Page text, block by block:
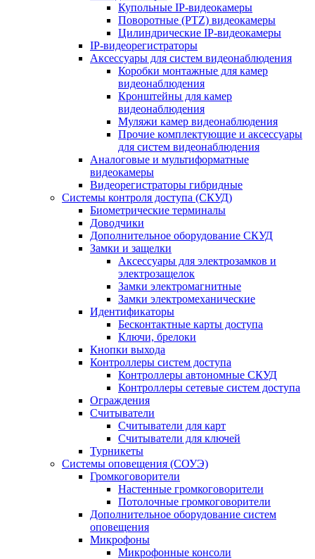
Купольные IP-видеокамеры
Поворотные (PTZ) видеокамеры
Цилиндрические IP-видеокамеры
IP-видеорегистраторы
Аксессуары для систем видеонаблюдения
Коробки монтажные для камер
видеонаблюдения
Кронштейны для камер
видеонаблюдения
Муляжи камер видеонаблюдения
Прочие комплектующие и аксессуары
для систем видеонаблюдения
Аналоговые и мультиформатные
видеокамеры
Видеорегистраторы гибридные
Системы контроля доступа (СКУД)
Биометрические терминалы
Доводчики
Дополнительное оборудование СКУД
Замки и защелки
Аксессуары для электрозамков и
электрозащелок
Замки электромагнитные
Замки электромеханические
Идентификаторы
Бесконтактные карты доступа
Ключи, брелоки
Кнопки выхода
Контроллеры систем доступа
Контроллеры автономные СКУД
Контроллеры сетевые систем доступа
Ограждения
Считыватели
Считыватели для карт
Считыватели для ключей
Турникеты
Системы оповещения (СОУЭ)
Громкоговорители
Настенные громкоговорители
Потолочные громкоговорители
Дополнительное оборудование систем
оповещения
Микрофоны
Микрофонные консоли